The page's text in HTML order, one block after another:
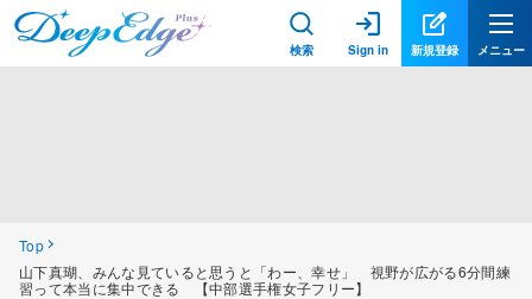
検索 Sign in 新規登録 メニュー
Top
山下真瑚、みんな見ていると思うと「わー、幸せ」 視野が広がる6分間練
習って本当に集中できる 【中部選手権女子フリー】